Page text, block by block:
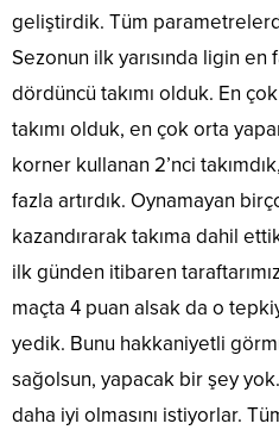
geliştirdik. Tüm
Sezonun ilk yarısında ligin en
dördüncü takımı olduk. En
takımı olduk, en çok orta
korner kullanan 2’nci
fazla artırdık. Oynamayan
kazandırarak takıma dahil
ilk günden itibaren
maçta 4 puan alsak da o
yedik. Bunu hakkaniyetli
sağolsun, yapacak bir şey
daha iyi olmasını istiyorlar.